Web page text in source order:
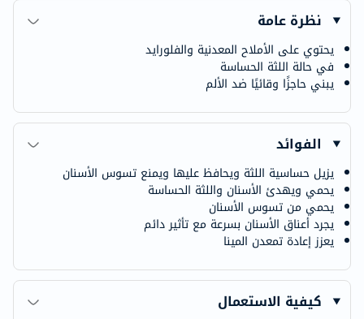
نظرة عامة
يحتوي على الأملاح المعدنية والفلورايد
في حالة اللثة الحساسة
يبني حاجزًا وقائيًا ضد الألم
الفوائد
يزيل حساسية اللثة ويحافظ عليها ويمنع تسوس الأسنان
يحمي ويهدئ الأسنان واللثة الحساسة
يحمي من تسوس الأسنان
يجرد أعناق الأسنان بسرعة مع تأثير دائم
يعزز إعادة تمعدن المينا
كيفية الاستعمال